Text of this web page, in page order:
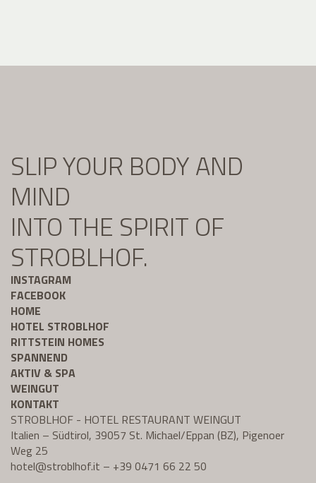
SLIP YOUR BODY AND
MIND
INTO THE SPIRIT OF
STROBLHOF.
INSTAGRAM
FACEBOOK
HOME
HOTEL STROBLHOF
RITTSTEIN HOMES
SPANNEND
AKTIV & SPA
WEINGUT
KONTAKT
STROBLHOF - HOTEL RESTAURANT WEINGUT
Italien – Südtirol, 39057 St. Michael/Eppan (BZ), Pigenoer
Weg 25
hotel@stroblhof.it – +39 0471 66 22 50